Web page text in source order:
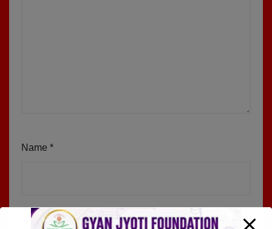
Name *
Email *